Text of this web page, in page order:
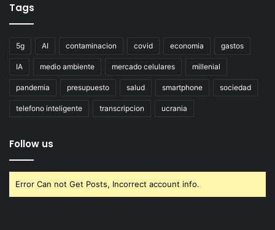
Tags
5g AI contaminacion covid economia gastos
IA medio ambiente mercado celulares millenial
pandemia presupuesto salud smartphone sociedad
telefono inteligente transcripcion ucrania
Follow us
Error Can not Get Posts, Incorrect account info.